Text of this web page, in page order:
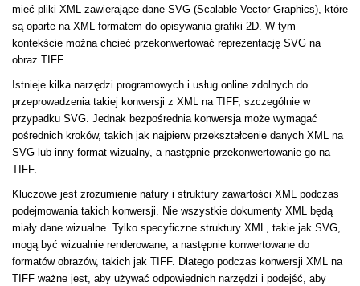
mieć pliki XML zawierające dane SVG (Scalable Vector Graphics), które
są oparte na XML formatem do opisywania grafiki 2D. W tym
kontekście można chcieć przekonwertować reprezentację SVG na
obraz TIFF.
Istnieje kilka narzędzi programowych i usług online zdolnych do
przeprowadzenia takiej konwersji z XML na TIFF, szczególnie w
przypadku SVG. Jednak bezpośrednia konwersja może wymagać
pośrednich kroków, takich jak najpierw przekształcenie danych XML na
SVG lub inny format wizualny, a następnie przekonwertowanie go na
TIFF.
Kluczowe jest zrozumienie natury i struktury zawartości XML podczas
podejmowania takich konwersji. Nie wszystkie dokumenty XML będą
miały dane wizualne. Tylko specyficzne struktury XML, takie jak SVG,
mogą być wizualnie renderowane, a następnie konwertowane do
formatów obrazów, takich jak TIFF. Dlatego podczas konwersji XML na
TIFF ważne jest, aby używać odpowiednich narzędzi i podejść, aby